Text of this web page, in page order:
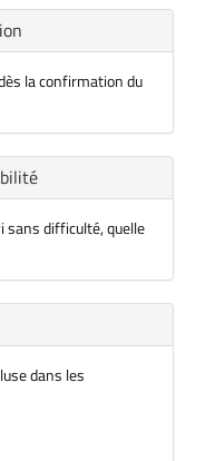
la confirmation du
sans difficulté, quelle
dans les